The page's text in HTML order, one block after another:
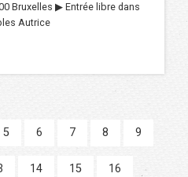
Bruxelles ▶︎ Entrée libre dans
Autrice
5 6 7 8 9
14 15 16